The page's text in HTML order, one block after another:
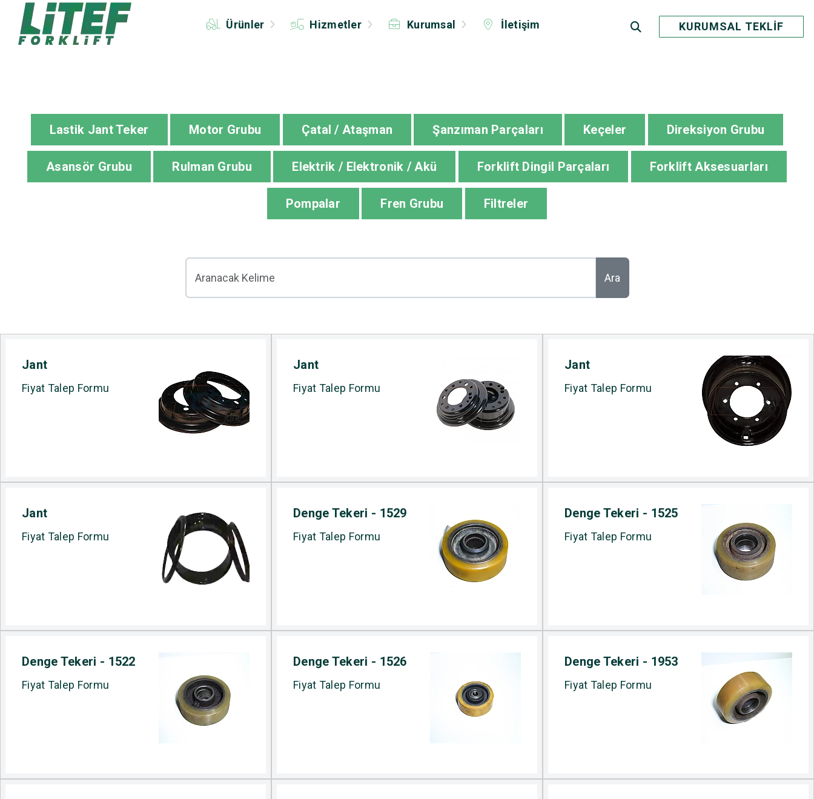
Ürünler Hizmetler Kurumsal İletişim KURUMSAL TEKLİF
Lastik Jant Teker Motor Grubu Çatal / Ataşman Şanzıman Parçaları Keçeler Direksiyon Grubu
Asansör Grubu Rulman Grubu Elektrik / Elektronik / Akü Forklift Dingil Parçaları Forklift Aksesuarları
Pompalar Fren Grubu Filtreler
Ara
Jant
Fiyat Talep Formu
Jant
Fiyat Talep Formu
Jant
Fiyat Talep Formu
Jant
Fiyat Talep Formu
Denge Tekeri - 1529
Fiyat Talep Formu
Denge Tekeri - 1525
Fiyat Talep Formu
Denge Tekeri - 1522
Fiyat Talep Formu
Denge Tekeri - 1526
Fiyat Talep Formu
Denge Tekeri - 1953
Fiyat Talep Formu